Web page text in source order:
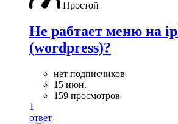
Простой
Не рабтает меню на
(wordpress)?
нет подписчиков
15 июн.
159 просмотров
1
ответ